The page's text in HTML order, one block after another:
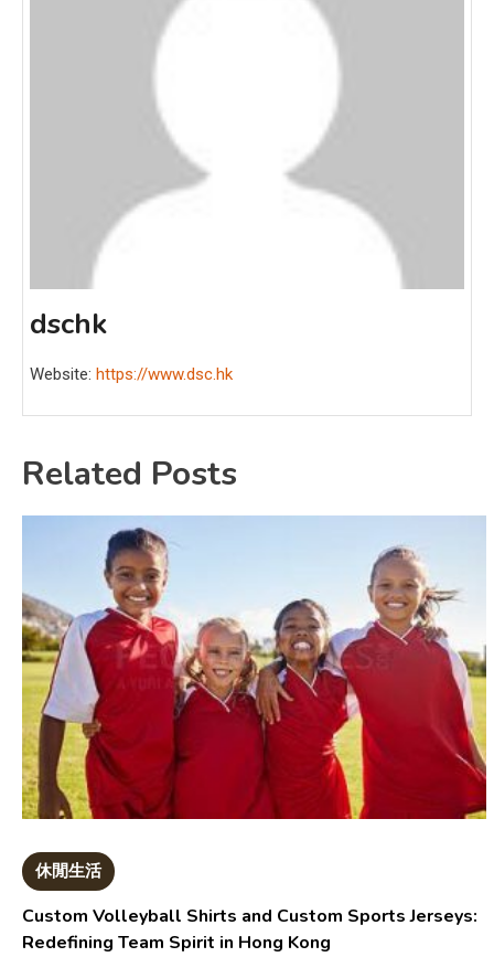
dschk
Website: https://www.dsc.hk
Related Posts
休閒生活
Custom Volleyball Shirts and Custom Sports Jerseys:
Redefining Team Spirit in Hong Kong